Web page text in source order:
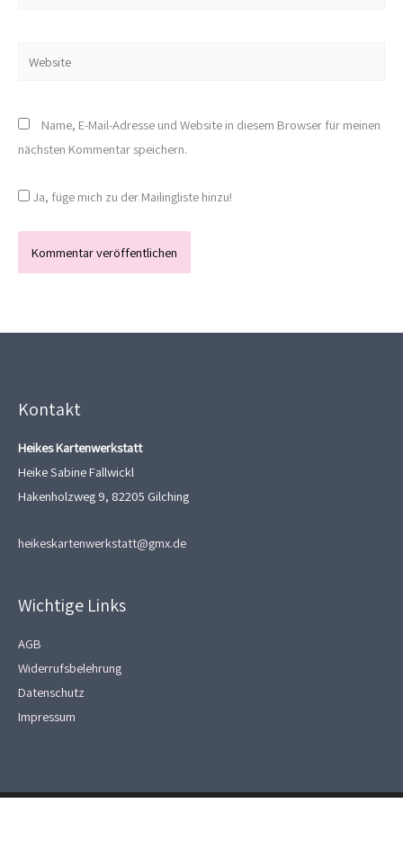
Name, E-Mail-Adresse und Website in diesem Browser für meinen
nächsten Kommentar speichern.
Ja, füge mich zu der Mailingliste hinzu!
Kontakt
Heikes Kartenwerkstatt
Heike Sabine Fallwickl
Hakenholzweg 9, 82205 Gilching
heikeskartenwerkstatt@gmx.de
Wichtige Links
AGB
Widerrufsbelehrung
Datenschutz
Impressum